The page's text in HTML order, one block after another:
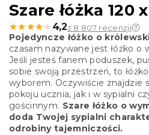
Szare łóżka 120
★★★★★
★★★★★ 4,2z 8 807 recenzji
Pojedyncze łóżko o
czasam nazywane jest łóżko o
Jeśli jesteś fanem poduszek,
sobie swoją przestrzeń, to
wyborem. Oczywiście znajdzie
pokoju ucznia, jak i w sypialni
gościnnym. Szare łóżko o
doda Twojej sypialni
odrobiny tajemniczości.